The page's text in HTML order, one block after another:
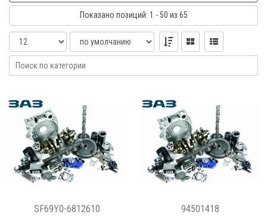
Показано позиций: 1 - 50 из 65
SF69Y0-6812610 94501418